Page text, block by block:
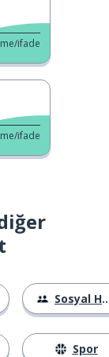
ifade
ifade
Sosyal Hayat
Spor